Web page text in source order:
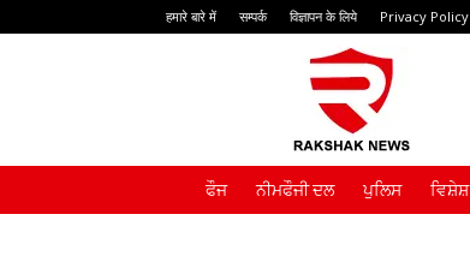
हमारे बारे में सम्पर्क विज्ञापन के लिये Privacy Policy
ਫੌਜ ਨੀਮਫੌਜੀ ਦਲ ਪੁਲਿਸ ਵਿਸ਼ੇਸ਼